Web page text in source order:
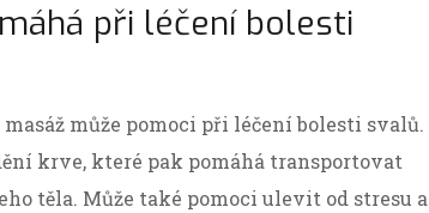
při léčení bolesti
může pomoci při léčení bolesti svalů.
krve, které pak pomáhá transportovat
těla. Může také pomoci ulevit od stresu a